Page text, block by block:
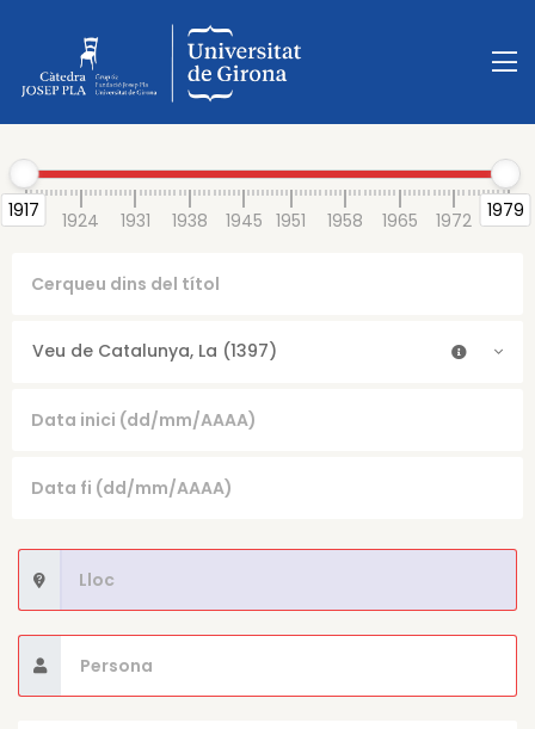
1917 1979
1917 1924 1931 1938 1945 1951 1958 1965 1972 1979
Veu de Catalunya, La (1397)